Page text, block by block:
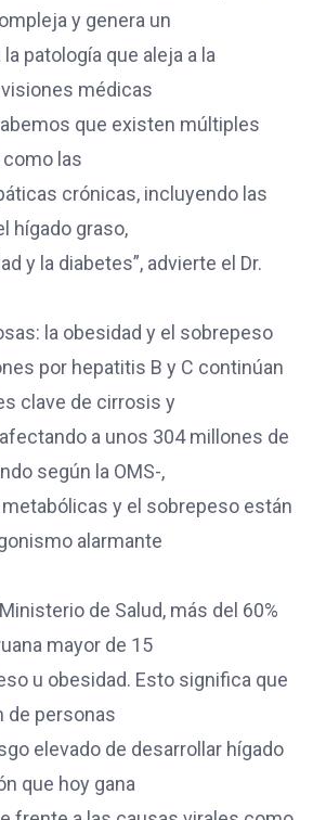
y genera un
patología que aleja a la
médicas
que existen múltiples
las
crónicas, incluyendo las
hígado graso,
y la diabetes”, advierte el Dr.
la obesidad y el sobrepeso
por hepatitis B y C continúan
clave de cirrosis y
a unos 304 millones de
según la OMS-,
y el sobrepeso están
alarmante
de Salud, más del 60%
mayor de 15
u obesidad. Esto significa que
de personas
elevado de desarrollar hígado
que hoy gana